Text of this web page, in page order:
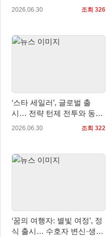
프터 스토리’ 발매 확정
2026.06.30 조회 326
‘스타 세일러’, 글로벌 출
시… 전략 턴제 전투와 동화
풍 세계관 선보여
2026.06.30 조회 322
‘꿈의 여행자: 별빛 여정’, 정
식 출시… 수호자 변신·생활